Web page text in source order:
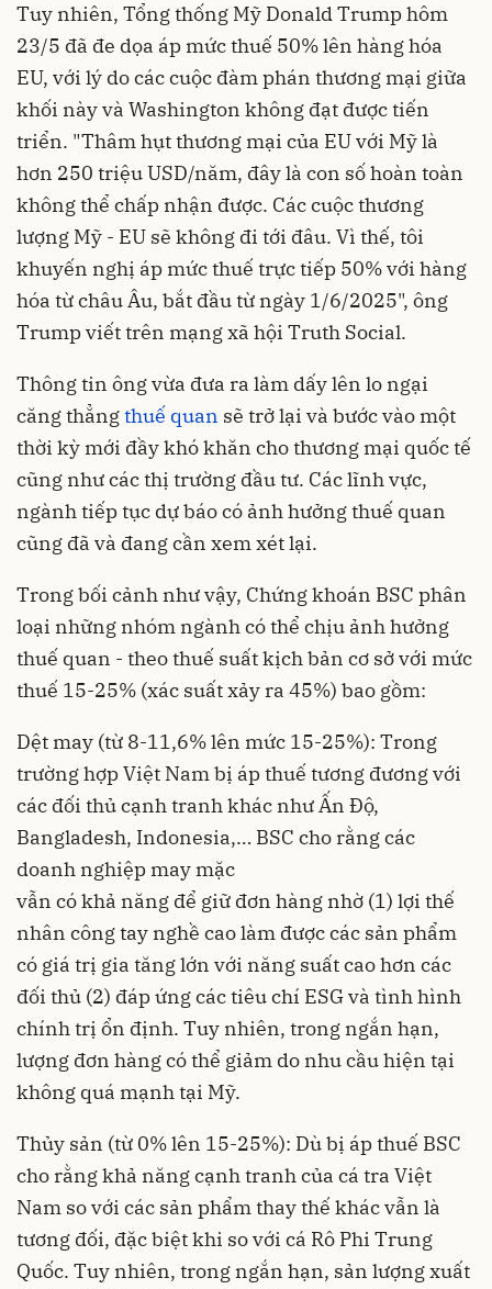
Tuy nhiên, Tổng thống Mỹ Donald Trump hôm
23/5 đã đe dọa áp mức thuế 50% lên hàng hóa
EU, với lý do các cuộc đàm phán thương mại giữa
khối này và Washington không đạt được tiến
triển. "Thâm hụt thương mại của EU với Mỹ là
hơn 250 triệu USD/năm, đây là con số hoàn toàn
không thể chấp nhận được. Các cuộc thương
lượng Mỹ - EU sẽ không đi tới đâu. Vì thế, tôi
khuyến nghị áp mức thuế trực tiếp 50% với hàng
hóa từ châu Âu, bắt đầu từ ngày 1/6/2025", ông
Trump viết trên mạng xã hội Truth Social.
Thông tin ông vừa đưa ra làm dấy lên lo ngại
căng thẳngthuế quan sẽ trở lại và bước vào một
thời kỳ mới đầy khó khăn cho thương mại quốc tế
cũng như các thị trường đầu tư. Các lĩnh vực,
ngành tiếp tục dự báo có ảnh hưởng thuế quan
cũng đã và đang cần xem xét lại.
Trong bối cảnh như vậy, Chứng khoán BSC phân
loại những nhóm ngành có thể chịu ảnh hưởng
thuế quan - theo thuế suất kịch bản cơ sở với mức
thuế 15-25% (xác suất xảy ra 45%) bao gồm:
Dệt may (từ 8-11,6% lên mức 15-25%): Trong
trường hợp Việt Nam bị áp thuế tương đương với
các đối thủ cạnh tranh khác như Ấn Độ,
Bangladesh, Indonesia,… BSC cho rằng các
doanh nghiệp may mặc
vẫn có khả năng để giữ đơn hàng nhờ (1) lợi thế
nhân công tay nghề cao làm được các sản phẩm
có giá trị gia tăng lớn với năng suất cao hơn các
đối thủ (2) đáp ứng các tiêu chí ESG và tình hình
chính trị ổn định. Tuy nhiên, trong ngắn hạn,
lượng đơn hàng có thể giảm do nhu cầu hiện tại
không quá mạnh tại Mỹ.
Thủy sản (từ 0% lên 15-25%): Dù bị áp thuế BSC
cho rằng khả năng cạnh tranh của cá tra Việt
Nam so với các sản phẩm thay thế khác vẫn là
tương đối, đặc biệt khi so với cá Rô Phi Trung
Quốc. Tuy nhiên, trong ngắn hạn, sản lượng xuất